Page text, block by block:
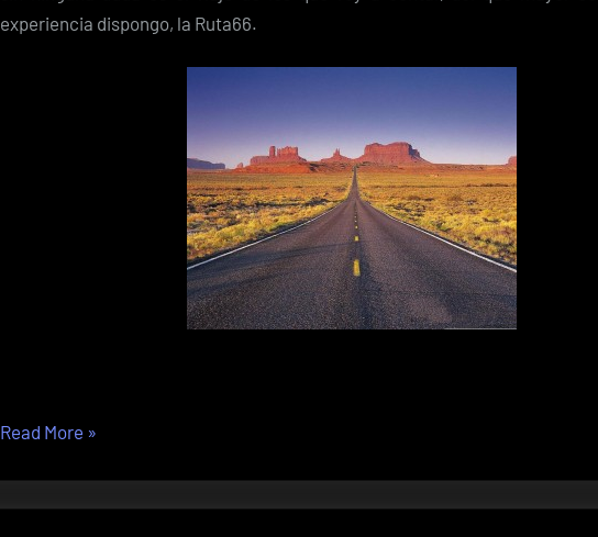
experiencia dispongo, la Ruta66.
Read More «Grandes
»